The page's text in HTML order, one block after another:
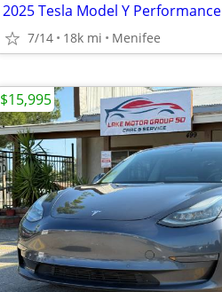
2025 Tesla Model Y Performance
7/14 18k mi Menifee
$15,995